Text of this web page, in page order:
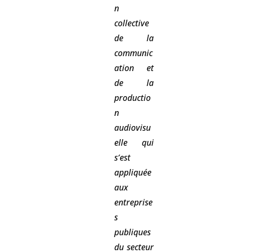
n
collective
de la
communic
ation et
de la
productio
n
audiovisu
elle qui
s’est
appliquée
aux
entreprise
s
publiques
du secteur